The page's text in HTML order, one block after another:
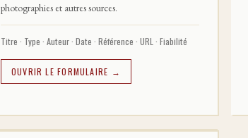
photographies et autres sources.
Titre · Type · Auteur · Date · Référence · URL · Fiabilité
OUVRIR LE FORMULAIRE →